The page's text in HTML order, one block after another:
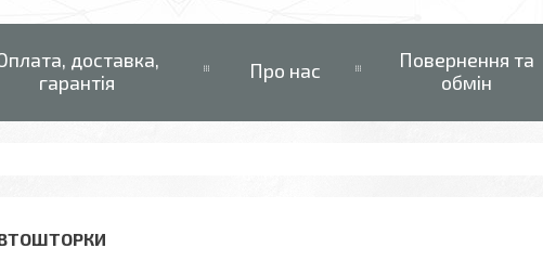
доставка,
гарантія
Про нас
Повернення та
обмін